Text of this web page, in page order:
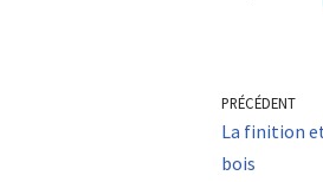
PRÉCÉDENT
La finition
bois